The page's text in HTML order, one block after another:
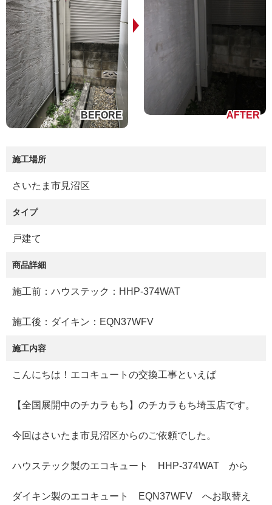
施工場所
さいたま市見沼区
タイプ
戸建て
商品詳細
施工前：ハウステック：HHP-374WAT
施工後：ダイキン：EQN37WFV
施工内容
こんにちは！エコキュートの交換工事といえば
【全国展開中のチカラもち】のチカラもち埼玉店です。
今回はさいたま市見沼区からのご依頼でした。
ハウステック製のエコキュート HHP-374WAT から
ダイキン製のエコキュート EQN37WFV へお取替え